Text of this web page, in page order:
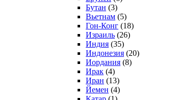
Бутан (3)
Вьетнам (5)
Гон-Конг (18)
Израиль (26)
Индия (35)
Индонезия (20)
Иордания (8)
Ирак (4)
Иран (13)
Йемен (4)